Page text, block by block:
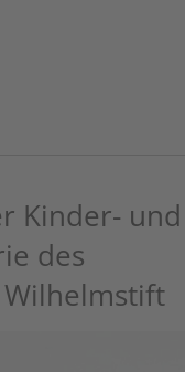
Kinder- und
des